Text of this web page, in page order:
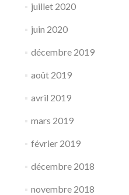
juillet 2020
juin 2020
décembre 2019
août 2019
avril 2019
mars 2019
février 2019
décembre 2018
novembre 2018